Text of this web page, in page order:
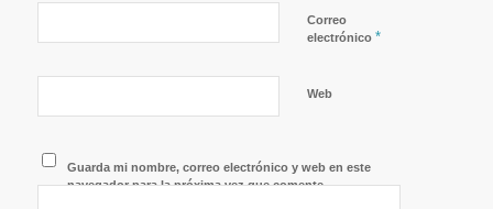
Correo
electrónico *
Web
Guarda mi nombre, correo electrónico y web en este
navegador para la próxima vez que comente.